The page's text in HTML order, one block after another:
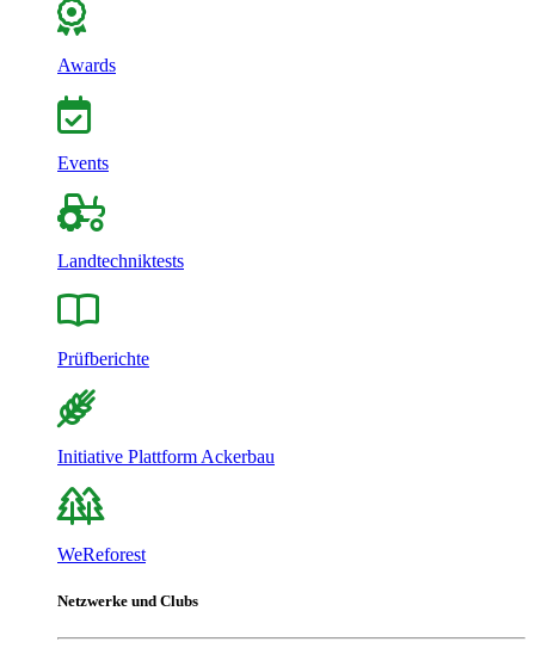
Awards
Events
Landtechniktests
Prüfberichte
Initiative Plattform Ackerbau
WeReforest
Netzwerke und Clubs